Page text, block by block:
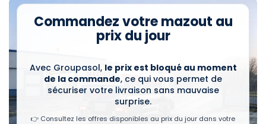
Commandez votre mazout au
prix du jour
Avec Groupasol, le prix est bloqué au moment
de la commande, ce qui vous permet de
sécuriser votre livraison sans mauvaise
surprise.
👉 Consultez les offres disponibles au prix du jour dans votre